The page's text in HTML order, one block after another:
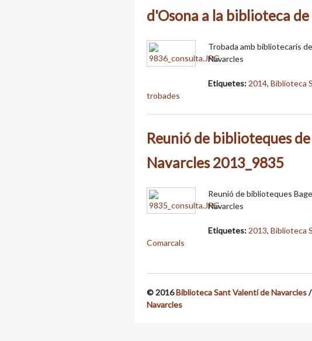
d'Osona a la biblioteca
Trobada amb bibliotecaris
Navarcles
Etiquetes: 2014, Biblioteca
trobades
Reunió de biblioteques
Navarcles 2013_9835
Reunió de biblioteques
Navarcles
Etiquetes: 2013, Biblioteca
Comarcals
© 2016Biblioteca Sant Valentí de Navarcles/
Navarcles